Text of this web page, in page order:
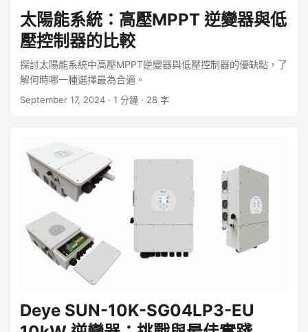
太陽能系統：高壓MPPT 逆變器與低
壓控制器的比較
探討太陽能系統中高壓MPPT逆變器與低壓控制器的優缺點，了
解何時哪一種選擇最為合適。
September 17, 2024 · 1 分鐘 · 28 字
Deye SUN-10K-SG04LP3-EU